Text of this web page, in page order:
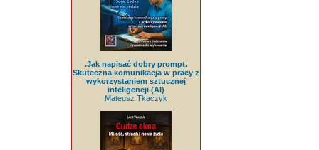
.Jak napisać dobry prompt.
Skuteczna komunikacja w pracy z
wykorzystaniem sztucznej
inteligencji (AI)
Mateusz Tkaczyk